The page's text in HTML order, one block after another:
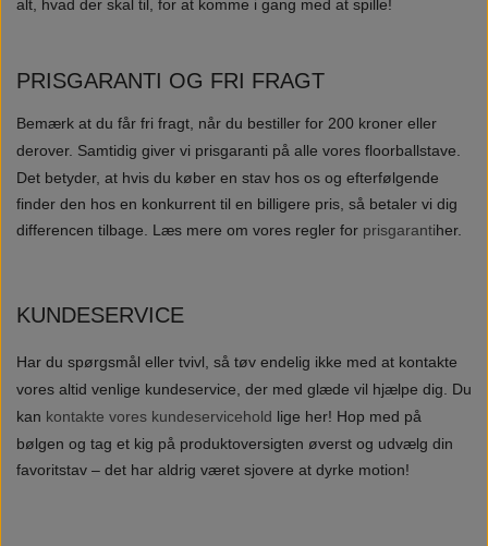
alt, hvad der skal til, for at komme i gang med at spille!
PRISGARANTI OG FRI FRAGT
Bemærk at du får fri fragt, når du bestiller for 200 kroner eller
derover. Samtidig giver vi prisgaranti på alle vores floorballstave.
Det betyder, at hvis du køber en stav hos os og efterfølgende
finder den hos en konkurrent til en billigere pris, så betaler vi dig
differencen tilbage. Læs mere om vores regler for prisgarantiher.
KUNDESERVICE
Har du spørgsmål eller tvivl, så tøv endelig ikke med at kontakte
vores altid venlige kundeservice, der med glæde vil hjælpe dig. Du
kan kontakte vores kundeservicehold lige her! Hop med på
bølgen og tag et kig på produktoversigten øverst og udvælg din
favoritstav – det har aldrig været sjovere at dyrke motion!